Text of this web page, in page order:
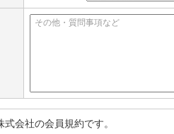
その他・質問事項など
式会社の会員規約です。